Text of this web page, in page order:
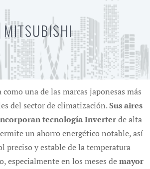
MITSUBISHI
una de las marcas japonesas más
del sector de climatización.Sus aires
tecnología Inverterde alta
un ahorro energético notable, así
preciso y estable de la temperatura
especialmente en los meses demayor